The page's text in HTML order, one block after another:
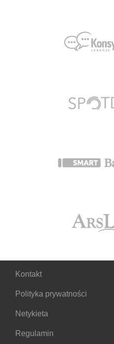
Kontakt
Polityka prywatności
Netykieta
Regulamin